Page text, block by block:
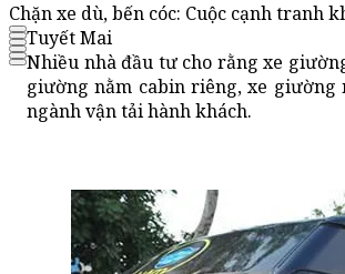
Chặn xe dù, bến cóc: Cuộc cạnh tranh
Tuyết Mai
Nhiều nhà đầu tư cho rằng xe
giường nằm cabin riêng, xe giường
ngành vận tải hành khách.